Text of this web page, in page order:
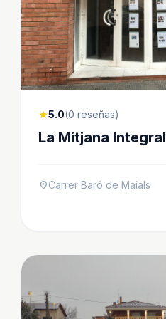
star5.0(0 reseñas)
La Mitjana Integral
location_onCarrer Baró de Maials